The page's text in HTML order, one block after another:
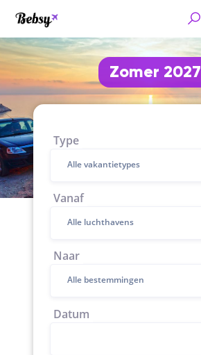
Zomer 2027
Type
Alle vakantietypes
Vanaf
Naar
Alle bestemmingen
Datum